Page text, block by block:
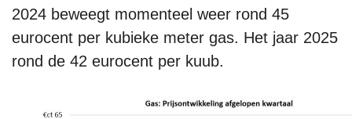
2024 beweegt momenteel weer rond 45
eurocent per kubieke meter gas. Het jaar 2025
rond de 42 eurocent per kuub.